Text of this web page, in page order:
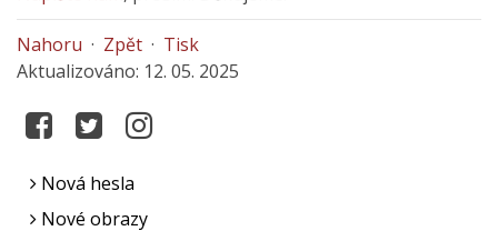
Nahoru · Zpět · Tisk
Aktualizováno: 12. 05. 2025
Nová hesla
Nové obrazy